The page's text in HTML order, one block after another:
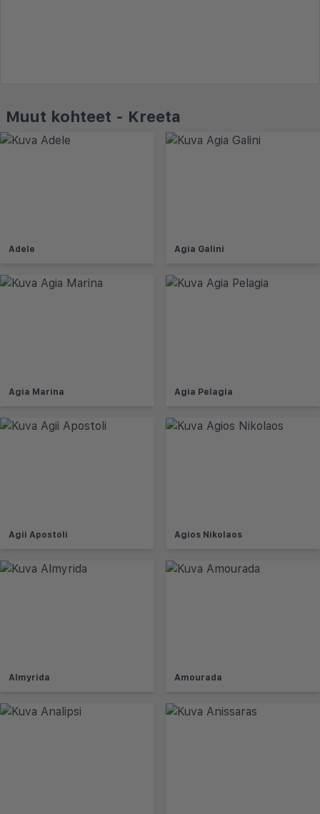
Muut kohteet - Kreeta
Adele Agia Galini
Agia Marina Agia Pelagia
Agii Apostoli Agios Nikolaos
Almyrida Amourada